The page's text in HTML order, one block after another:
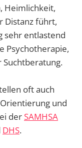
Heimlichkeit,
Distanz führt,
sehr entlastend
Psychotherapie,
Suchtberatung.
oft auch
und
der SAMHSA
DHS.